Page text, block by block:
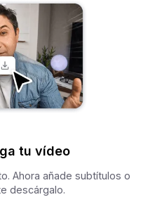
tu vídeo
Ahora añade subtítulos o
descárgalo.